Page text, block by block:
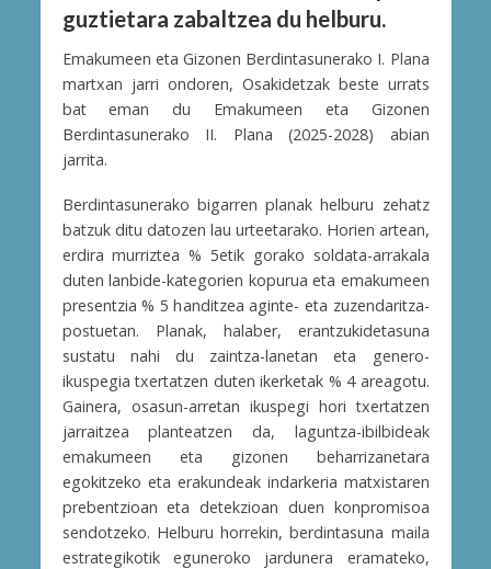
guztietara zabaltzea du helburu.
Emakumeen eta Gizonen Berdintasunerako I. Plana
martxan jarri ondoren, Osakidetzak beste urrats
bat eman du Emakumeen eta Gizonen
Berdintasunerako II. Plana (2025-2028) abian
jarrita.
Berdintasunerako bigarren planak helburu zehatz
batzuk ditu datozen lau urteetarako. Horien artean,
erdira murriztea % 5etik gorako soldata-arrakala
duten lanbide-kategorien kopurua eta emakumeen
presentzia % 5 handitzea aginte- eta zuzendaritza-
postuetan. Planak, halaber, erantzukidetasuna
sustatu nahi du zaintza-lanetan eta genero-
ikuspegia txertatzen duten ikerketak % 4 areagotu.
Gainera, osasun-arretan ikuspegi hori txertatzen
jarraitzea planteatzen da, laguntza-ibilbideak
emakumeen eta gizonen beharrizanetara
egokitzeko eta erakundeak indarkeria matxistaren
prebentzioan eta detekzioan duen konpromisoa
sendotzeko. Helburu horrekin, berdintasuna maila
estrategikotik eguneroko jardunera eramateko,